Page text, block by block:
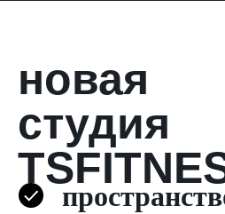
новая
студия